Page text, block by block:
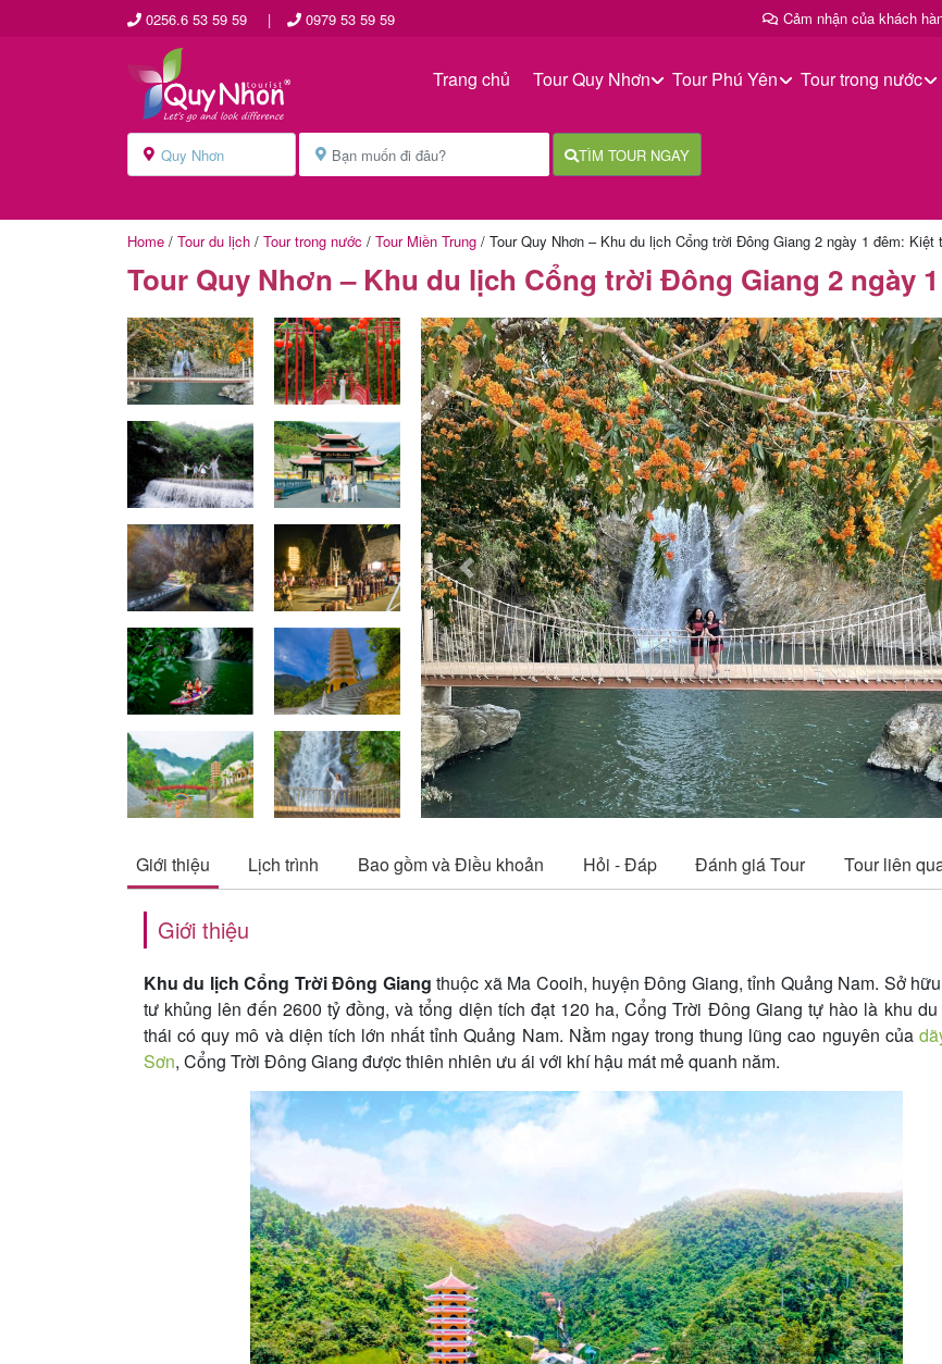
0256.6 53 59 59 | 0979 53 59 59 Cảm nhận của khách
Trang chủ Tour Quy Nhơn Tour Phú Yên Tour trong nước
TÌM TOUR NGAY
Home / Tour du lịch / Tour trong nước / Tour Miền Trung / Tour Quy Nhơn – Khu du lịch Cổng trời Đông Giang 2 ngày 1 đêm: Kiệt
Tour Quy Nhơn – Khu du lịch Cổng trời Đông Giang 2 ngày
Previous
Giới thiệu Lịch trình Bao gồm và Điều khoản Hỏi - Đáp Đánh giá Tour Tour liên
Giới thiệu
Khu du lịch Cổng Trời Đông Giang thuộc xã Ma Cooih, huyện Đông Giang, tỉnh Quảng Nam. Sở
tư khủng lên đến 2600 tỷ đồng, và tổng diện tích đạt 120 ha, Cổng Trời Đông Giang tự hào là khu
thái có quy mô và diện tích lớn nhất tỉnh Quảng Nam. Nằm ngay trong thung lũng cao nguyên của
Sơn, Cổng Trời Đông Giang được thiên nhiên ưu ái với khí hậu mát mẻ quanh năm.